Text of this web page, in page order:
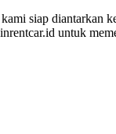
siap diantarkan
untuk